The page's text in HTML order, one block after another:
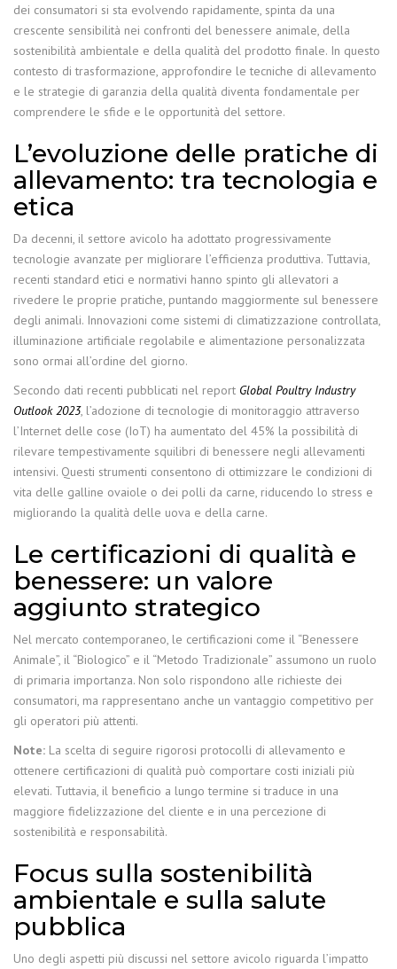
dei consumatori si sta evolvendo rapidamente, spinta da una
crescente sensibilità nei confronti del benessere animale, della
sostenibilità ambientale e della qualità del prodotto finale. In questo
contesto di trasformazione, approfondire le tecniche di allevamento
e le strategie di garanzia della qualità diventa fondamentale per
comprendere le sfide e le opportunità del settore.
L’evoluzione delle pratiche di
allevamento: tra tecnologia e
etica
Da decenni, il settore avicolo ha adottato progressivamente
tecnologie avanzate per migliorare l’efficienza produttiva. Tuttavia,
recenti standard etici e normativi hanno spinto gli allevatori a
rivedere le proprie pratiche, puntando maggiormente sul benessere
degli animali. Innovazioni come sistemi di climatizzazione controllata,
illuminazione artificiale regolabile e alimentazione personalizzata
sono ormai all’ordine del giorno.
Secondo dati recenti pubblicati nel report Global Poultry Industry
Outlook 2023, l’adozione di tecnologie di monitoraggio attraverso
l’Internet delle cose (IoT) ha aumentato del 45% la possibilità di
rilevare tempestivamente squilibri di benessere negli allevamenti
intensivi. Questi strumenti consentono di ottimizzare le condizioni di
vita delle galline ovaiole o dei polli da carne, riducendo lo stress e
migliorando la qualità delle uova e della carne.
Le certificazioni di qualità e
benessere: un valore
aggiunto strategico
Nel mercato contemporaneo, le certificazioni come il “Benessere
Animale”, il “Biologico” e il “Metodo Tradizionale” assumono un ruolo
di primaria importanza. Non solo rispondono alle richieste dei
consumatori, ma rappresentano anche un vantaggio competitivo per
gli operatori più attenti.
Note: La scelta di seguire rigorosi protocolli di allevamento e
ottenere certificazioni di qualità può comportare costi iniziali più
elevati. Tuttavia, il beneficio a lungo termine si traduce in una
maggiore fidelizzazione del cliente e in una percezione di
sostenibilità e responsabilità.
Focus sulla sostenibilità
ambientale e sulla salute
pubblica
Uno degli aspetti più discussi nel settore avicolo riguarda l’impatto